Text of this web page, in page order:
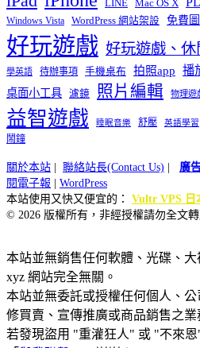
LINE Mac OS X
Windows Vista WordPress 網站架設 免費
好玩遊戲 好玩遊戲、休
學英語 待辦事項 手機桌布 拍照app 播
桌面小工具 濾鏡 照片編輯 物理遊
益智遊戲 睡眠音樂 舒壓 英語學習
鬧鐘
關於本站 聯絡站長(Contact Us) 廣
閱電子報
WordPress
本站使用又快又便宜的： Vultr VPS 日
© 2026 版權所有，非經授權請勿全文
本站並無銷售任何軟體、光碟、
xyz 網站完全無關。
本站並無委託或授權任何個人、
修買賣、宣傳推廣或商品銷售之業
若發現盜用 "重灌狂人" 或 "不來